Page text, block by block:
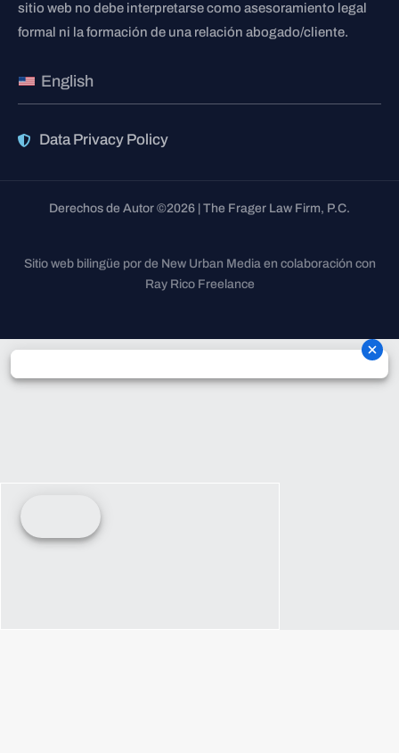
sitio web no debe interpretarse como asesoramiento legal
formal ni la formación de una relación abogado/cliente.
English
Data Privacy Policy
Derechos de Autor ©2026 | The Frager Law Firm, P.C.
Sitio web bilingüe por de New Urban Media en colaboración con
Ray Rico Freelance